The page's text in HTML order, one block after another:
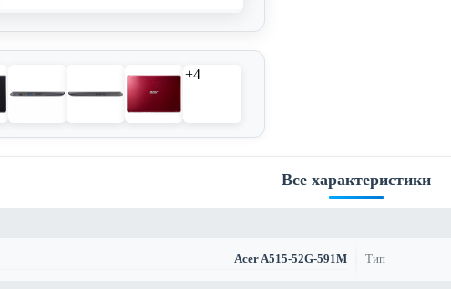
+4
Все характеристики
Acer A515-52G-591M Тип